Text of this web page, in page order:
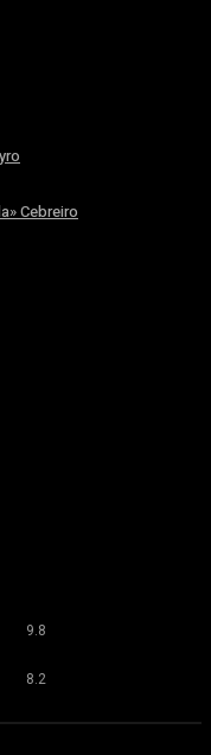
Cebreiro
9.8
8.2